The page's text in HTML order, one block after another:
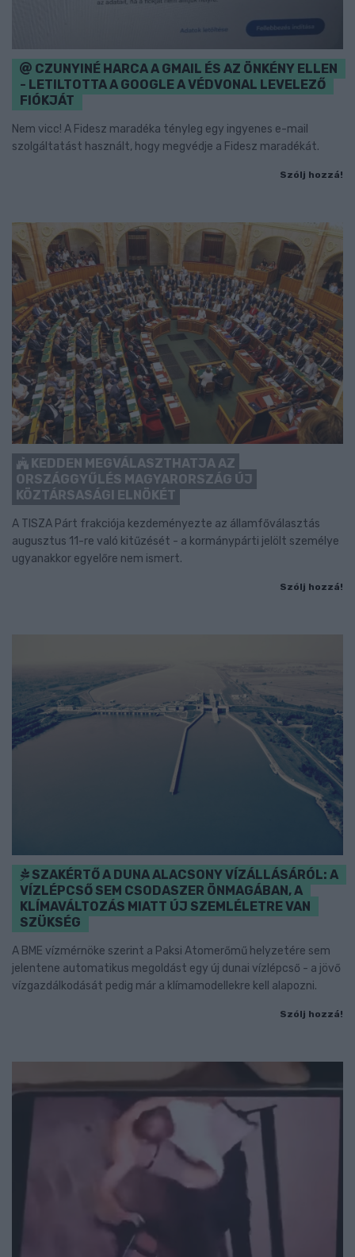
CZUNYINÉ HARCA A GMAIL ÉS AZ ÖNKÉNY ELLEN
- LETILTOTTA A GOOGLE A VÉDVONAL LEVELEZŐ
FIÓKJÁT
Nem vicc! A Fidesz maradéka tényleg egy ingyenes e-mail
szolgáltatást használt, hogy megvédje a Fidesz maradékát.
Szólj hozzá!
KEDDEN MEGVÁLASZTHATJA AZ
ORSZÁGGYŰLÉS MAGYARORSZÁG ÚJ
KÖZTÁRSASÁGI ELNÖKÉT
A TISZA Párt frakciója kezdeményezte az államfőválasztás
augusztus 11-re való kitűzését - a kormánypárti jelölt személye
ugyanakkor egyelőre nem ismert.
Szólj hozzá!
SZAKÉRTŐ A DUNA ALACSONY VÍZÁLLÁSÁRÓL: A
VÍZLÉPCSŐ SEM CSODASZER ÖNMAGÁBAN, A
KLÍMAVÁLTOZÁS MIATT ÚJ SZEMLÉLETRE VAN
SZÜKSÉG
A BME vízmérnöke szerint a Paksi Atomerőmű helyzetére sem
jelentene automatikus megoldást egy új dunai vízlépcső - a jövő
vízgazdálkodását pedig már a klímamodellekre kell alapozni.
Szólj hozzá!